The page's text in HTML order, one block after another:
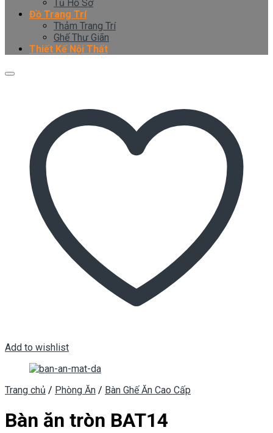
Tủ Hồ Sơ
Đồ Trang Trí
Thảm Trang Trí
Ghế Thư Giãn
Thiết Kế Nội Thất
Add to wishlist
Trang chủ / Phòng Ăn / Bàn Ghế Ăn Cao Cấp
Bàn ăn tròn BAT14